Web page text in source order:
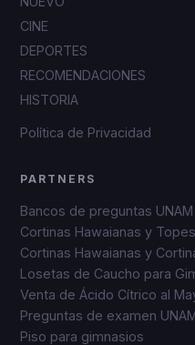
CINE
DEPORTES
RECOMENDACIONES
HISTORIA
Política de Privacidad
PARTNERS
Bancos de preguntas UNAM
Cortinas Hawaianas y
Cortinas Hawaianas y
Losetas de Caucho para
Venta de Ácido Cítrico al
Preguntas de examen
Piso para gimnasios